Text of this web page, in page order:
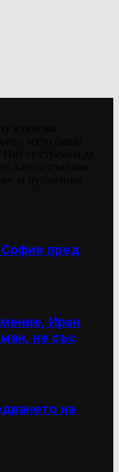
София пред
Иран
не със
на